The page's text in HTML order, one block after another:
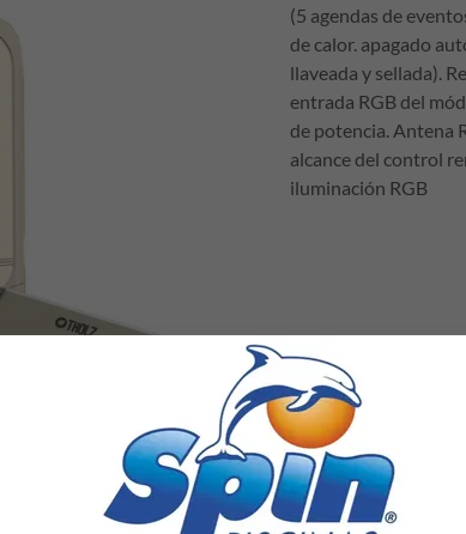
(5 agendas de
de calor. apagado
llaveada y sellada).
entrada RGB del
de potencia. Antena
alcance del control
iluminación RGB